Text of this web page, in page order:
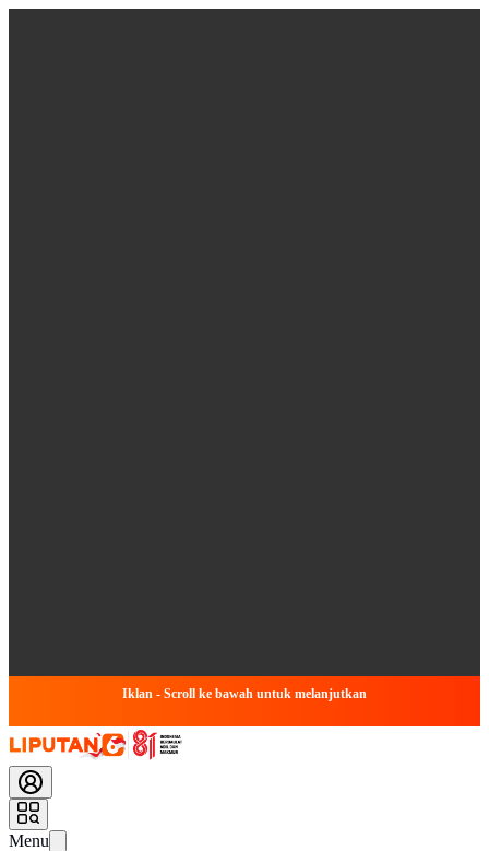
Iklan - Scroll ke bawah untuk melanjutkan
Menu